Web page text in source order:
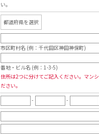
い。
市区町村名 (例：千代田区神田神保町)
番地・ビル名 (例：1-3-5)
住所は2つに分けてご記入ください。マン
ださい。
- -